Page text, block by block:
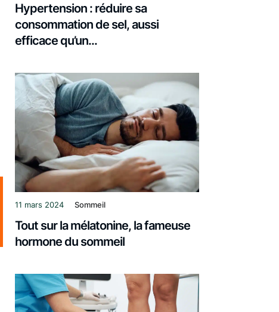
Hypertension : réduire sa
consommation de sel, aussi
efficace qu’un...
11 mars 2024 Sommeil
Tout sur la mélatonine, la fameuse
hormone du sommeil